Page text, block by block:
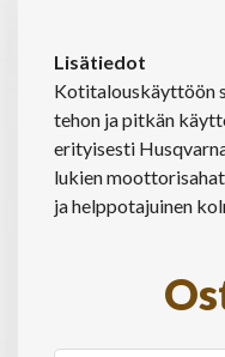
Lisätiedot
Kotitalouskäyttöön
tehon ja pitkän
erityisesti
lukien
ja helppotajuinen